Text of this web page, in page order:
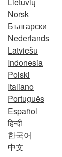
Norsk
Български
Nederlands
Latviešu
Indonesia
Polski
Italiano
Português
Español
हिन्दी
한국어
中文